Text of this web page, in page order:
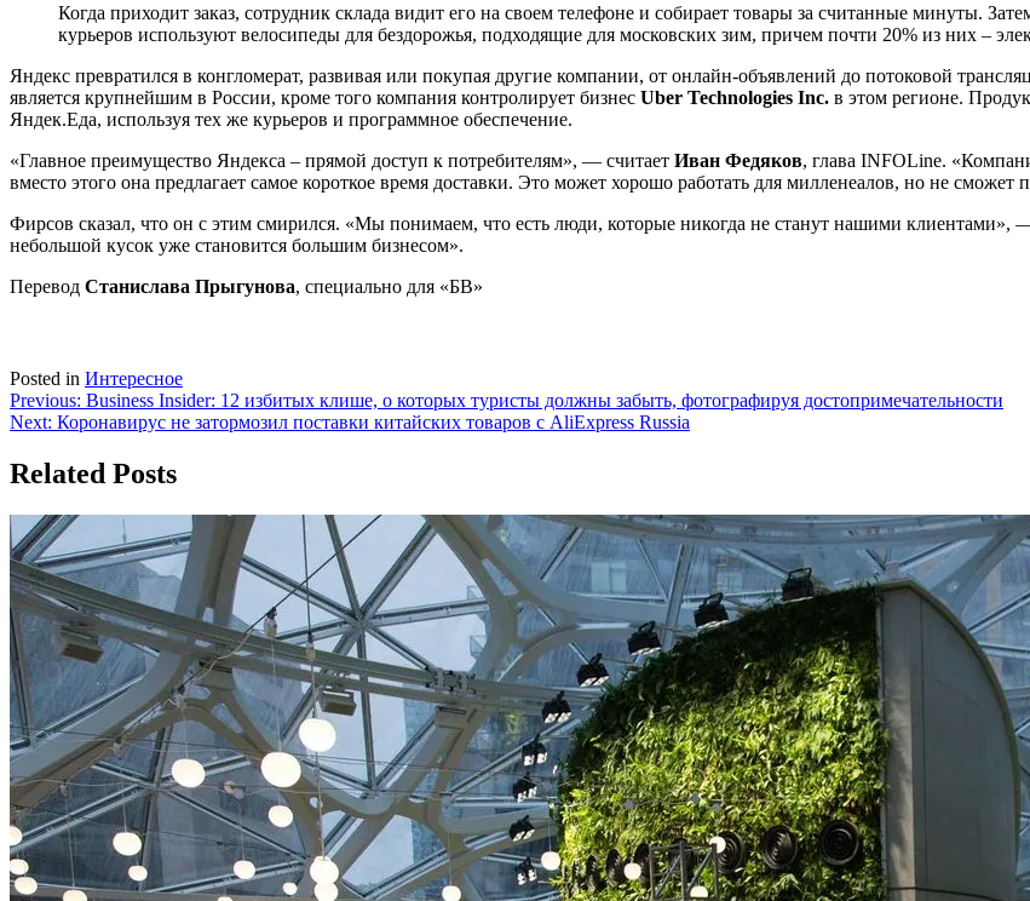
Когда приходит заказ, сотрудник склада видит его на своем телефоне и собирает товары за считанные минуты.
курьеров используют велосипеды для бездорожья, подходящие для московских зим, причем почти 20% из них –
Яндекс превратился в конгломерат, развивая или покупая другие компании, от онлайн-объявлений до потоковой
является крупнейшим в России, кроме того компания контролирует бизнес Uber Technologies Inc. в этом регионе.
Яндек.Еда, используя тех же курьеров и программное обеспечение.
«Главное преимущество Яндекса – прямой доступ к потребителям», — считает Иван Федяков, глава INFOLine.
вместо этого она предлагает самое короткое время доставки. Это может хорошо работать для милленеалов, но не
Фирсов сказал, что он с этим смирился. «Мы понимаем, что есть люди, которые никогда не станут нашими
небольшой кусок уже становится большим бизнесом».
Перевод Станислава Прыгунова, специально для «БВ»
Posted in Интересное
Навигация
по
записям
Previous: Business Insider: 12 избитых клише, о которых туристы должны забыть, фотографируя достопримечательности
Next: Коронавирус не затормозил поставки китайских товаров с AliExpress Russia
Related Posts